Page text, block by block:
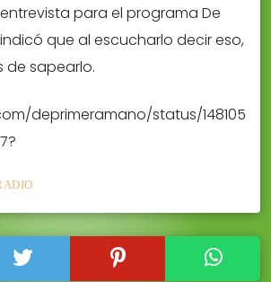
para el programa De
que al escucharlo decir eso,
de sapearlo.
deprimeramano/status/148105